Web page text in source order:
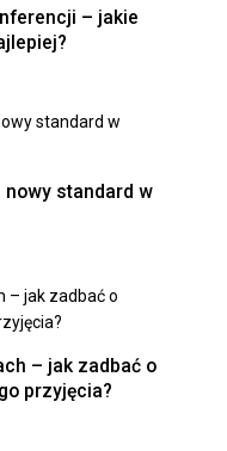
– jakie
standard w
– jak zadbać o
przyjęcia?